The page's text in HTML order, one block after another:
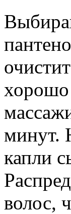
хорошо
минут.
капли
волос,